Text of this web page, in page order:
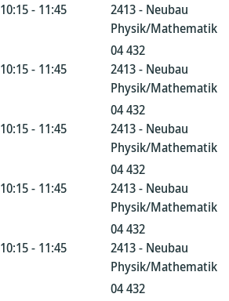
10:15 - 11:45
2413 - Neubau
Physik/Mathematik
10:15 - 11:45
04 432
2413 - Neubau
Physik/Mathematik
10:15 - 11:45
04 432
2413 - Neubau
Physik/Mathematik
10:15 - 11:45
04 432
2413 - Neubau
Physik/Mathematik
10:15 - 11:45
04 432
2413 - Neubau
Physik/Mathematik
04 432